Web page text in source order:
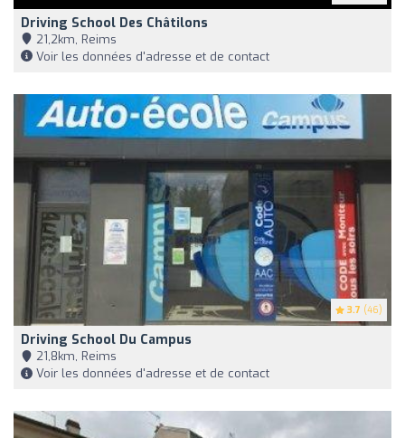
Driving School Des Châtilons
21,2km, Reims
Voir les données d'adresse et de contact
3.7 (46)
Driving School Du Campus
21,8km, Reims
Voir les données d'adresse et de contact